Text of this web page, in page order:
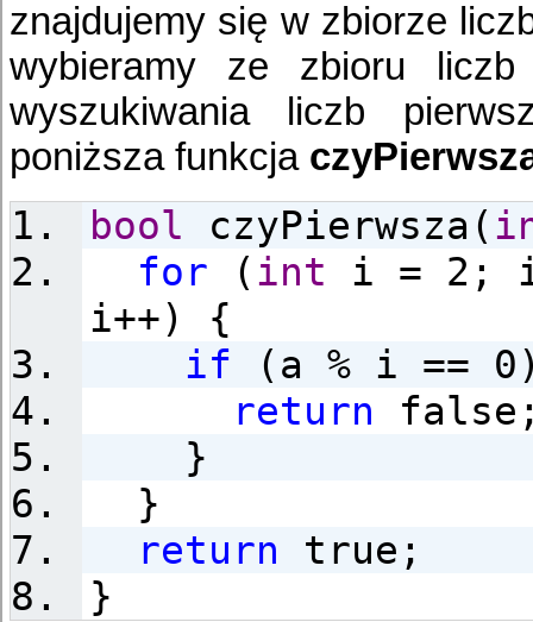
znajdujemy się w zbiorze
wybieramy ze zbioru liczb
wyszukiwania liczb
poniższa funkcja
bool czyPierwsza(
for ( int i = 2; i
i++) {
if (a % i ==
return
}
}
return true;
}